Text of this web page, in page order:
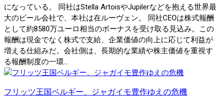
になっている。 同社はStella ArtoisやJupilerなどを抱える世界最
大のビール会社で、本社は在ルーヴェン。 同社CEOは株式報酬
として約8580万ユーロ相当のボーナスを受け取る見込み。この
報酬は現金でなく株式で支給、企業価値の向上に応じて利益が
増える仕組みだ。会社側は、長期的な業績や株主価値を重視す
る報酬制度の一環...
フリッツ王国ベルギー、ジャガイモ豊作ゆえの危機